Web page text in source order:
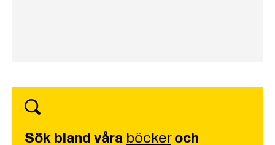
Sök bland våra böckeroch